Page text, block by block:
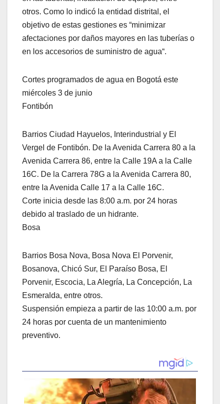
otros. Como lo indicó la entidad distrital, el
objetivo de estas gestiones es “minimizar
afectaciones por daños mayores en las tuberías o
en los accesorios de suministro de agua“.
Cortes programados de agua en Bogotá este
miércoles 3 de junio
Fontibón
Barrios Ciudad Hayuelos, Interindustrial y El
Vergel de Fontibón. De la Avenida Carrera 80 a la
Avenida Carrera 86, entre la Calle 19A a la Calle
16C. De la Carrera 78G a la Avenida Carrera 80,
entre la Avenida Calle 17 a la Calle 16C.
Corte inicia desde las 8:00 a.m. por 24 horas
debido al traslado de un hidrante.
Bosa
Barrios Bosa Nova, Bosa Nova El Porvenir,
Bosanova, Chicó Sur, El Paraíso Bosa, El
Porvenir, Escocia, La Alegría, La Concepción, La
Esmeralda, entre otros.
Suspensión empieza a partir de las 10:00 a.m. por
24 horas por cuenta de un mantenimiento
preventivo.